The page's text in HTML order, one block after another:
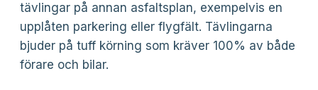
tävlingar på annan asfaltsplan, exempelvis en
upplåten parkering eller flygfält. Tävlingarna
bjuder på tuff körning som kräver 100% av både
förare och bilar.